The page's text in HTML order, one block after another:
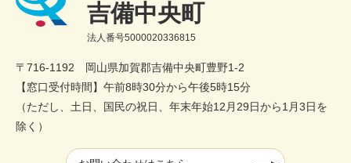
吉備中央町
法人番号5000020336815
〒716-1192 岡山県加賀郡吉備中央町豊野1-2
【窓口受付時間】午前8時30分から午後5時15分
（ただし、土日、国民の祝日、年末年始12月29日から1月3日を
除く）